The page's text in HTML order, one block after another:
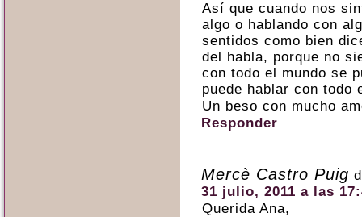
Así que cuando nos
algo o hablando con
sentidos como bien
del habla, porque no
con todo el mundo se
puede hablar con todo
Un beso con mucho
Responder
Mercè Castro Puig
31 julio, 2011 a las
Querida Ana,